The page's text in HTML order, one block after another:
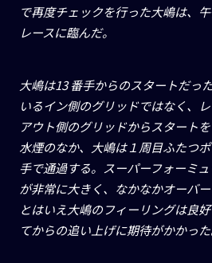
で再度チェックを行った大嶋は、
レースに臨んだ。
大嶋は13 番手からのスタートだっ
いるイン側のグリッドではなく、
アウト側のグリッドからスタート
水煙のなか、大嶋は１周目ふたつ
手で通過する。スーパーフォーミ
が非常に大きく、なかなかオーバ
とはいえ大嶋のフィーリングは良
てからの追い上げに期待がかかった